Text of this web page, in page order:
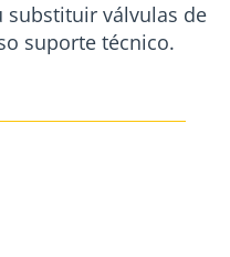
substituir válvulas de
suporte técnico.